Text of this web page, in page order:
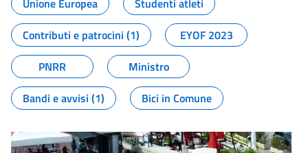
Unione Europea
Studenti atleti
Contributi e patrocini (1)
EYOF 2023
PNRR
Ministro
Bandi e avvisi (1)
Bici in Comune